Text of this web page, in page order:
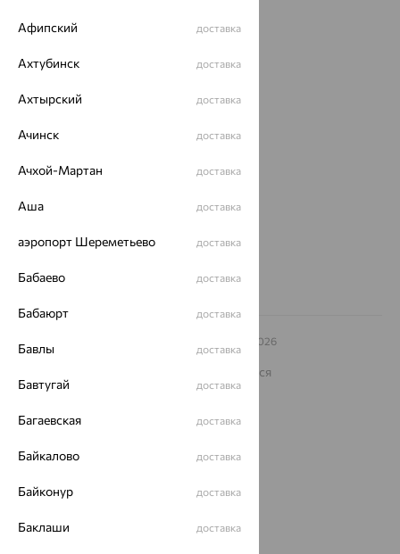
Покупателям
О нас
Магазины и доставка г. Липецк
еще 3
Другие города
Заказать звонок
– 2026
Архив акций
Карта сайта
На информационном ресурсе применяются
рекомендательные технологии
Политика конфеденциальности
Разработка сайта —
Афипский доставка
Ахтубинск доставка
Ахтырский доставка
Ачинск доставка
Ачхой-Мартан доставка
Аша доставка
аэропорт Шереметьево доставка
Бабаево доставка
Бабаюрт доставка
Бавлы доставка
Бавтугай доставка
Багаевская доставка
Байкалово доставка
Байконур доставка
Баклаши доставка